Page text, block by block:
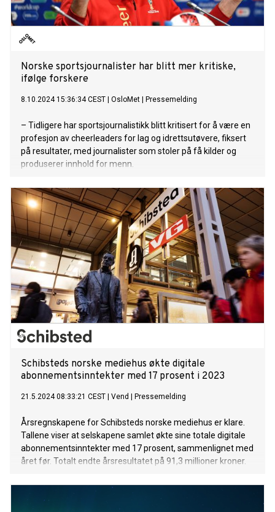
Norske sportsjournalister har blitt mer kritiske,
ifølge forskere
8.10.2024 15:36:34 CEST OsloMet Pressemelding
– Tidligere har sportsjournalistikk blitt kritisert for å være en
profesjon av cheerleaders for lag og idrettsutøvere, fiksert
på resultater, med journalister som stoler på få kilder og
produserer innhold for menn.
Schibsteds norske mediehus økte digitale
abonnementsinntekter med 17 prosent i 2023
21.5.2024 08:33:21 CEST Vend Pressemelding
Årsregnskapene for Schibsteds norske mediehus er klare.
Tallene viser at selskapene samlet økte sine totale digitale
abonnementsinntekter med 17 prosent, sammenlignet med
året før. Totalt endte årsresultatet på 91,3 millioner kroner.